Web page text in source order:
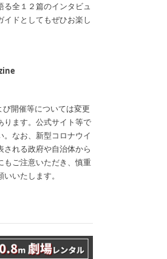
る全１２篇のインタビュ
イドとしてもぜひお楽し
開催等については変更
ります。公式サイト等で
なお、新型コロナウイ
される政府や自治体から
もご注意いただき、慎重
いたします。